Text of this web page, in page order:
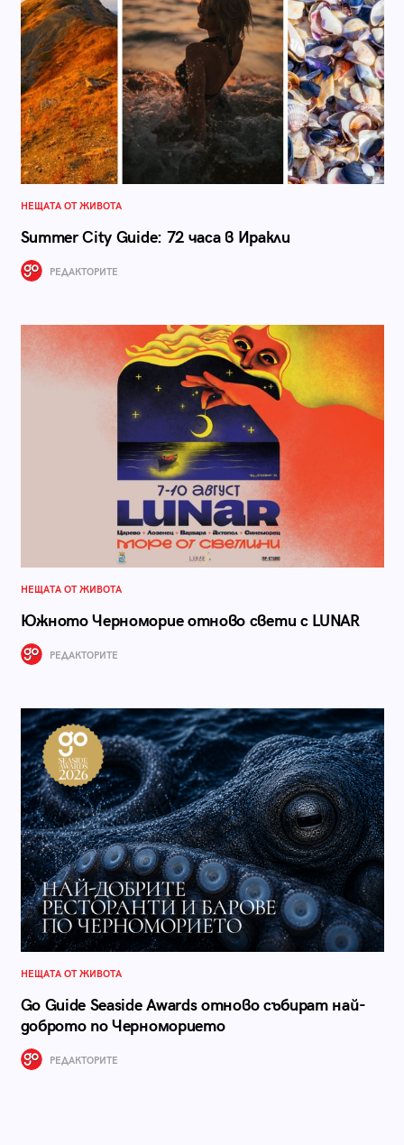
НЕЩАТА ОТ ЖИВОТА
Summer City Guide: 72 часа в Иракли
РЕДАКТОРИТЕ
НЕЩАТА ОТ ЖИВОТА
Южното Черноморие отново свети с LUNAR
РЕДАКТОРИТЕ
НЕЩАТА ОТ ЖИВОТА
Go Guide Seaside Awards отново събират най-
доброто по Черноморието
РЕДАКТОРИТЕ